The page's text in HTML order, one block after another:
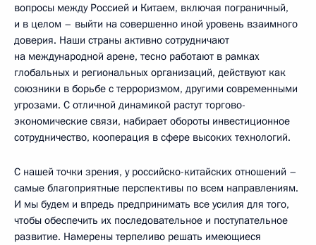
вопросы между Россией и Китаем, включая пограничный,
и в целом – выйти на совершенно иной уровень взаимного
доверия. Наши страны активно сотрудничают
на международной арене, тесно работают в рамках
глобальных и региональных организаций, действуют как
союзники в борьбе с терроризмом, другими современными
угрозами. С отличной динамикой растут торгово-
экономические связи, набирает обороты инвестиционное
сотрудничество, кооперация в сфере высоких технологий.
С нашей точки зрения, у российско-китайских отношений –
самые благоприятные перспективы по всем направлениям.
И мы будем и впредь предпринимать все усилия для того,
чтобы обеспечить их последовательное и поступательное
развитие. Намерены терпеливо решать имеющиеся